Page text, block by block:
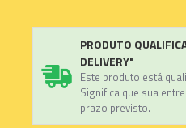
PRODUTO
DELIVERY"
Este produto está
Significa que sua
prazo previsto.